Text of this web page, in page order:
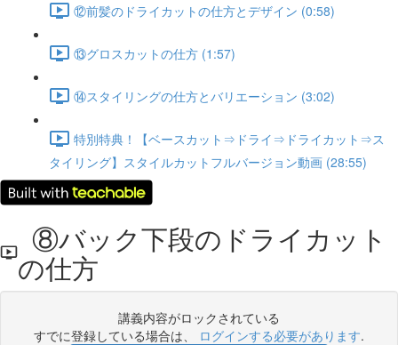
⑫前髪のドライカットの仕方とデザイン (0:58)
⑬グロスカットの仕方 (1:57)
⑭スタイリングの仕方とバリエーション (3:02)
特別特典！【ベースカット⇒ドライ⇒ドライカット⇒ス
タイリング】スタイルカットフルバージョン動画 (28:55)
⑧バック下段のドライカット
の仕方
講義内容がロックされている
すでに登録している場合は、 ログインする必要があります.